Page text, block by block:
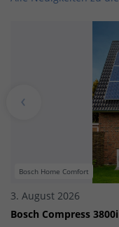
Bosch Home Comfort
3. August 2026
Bosch Compress